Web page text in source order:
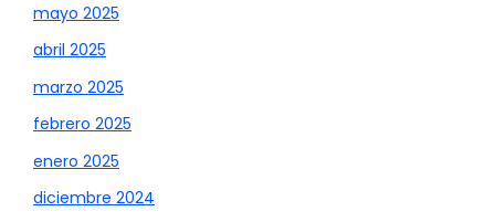
mayo 2025
abril 2025
marzo 2025
febrero 2025
enero 2025
diciembre 2024